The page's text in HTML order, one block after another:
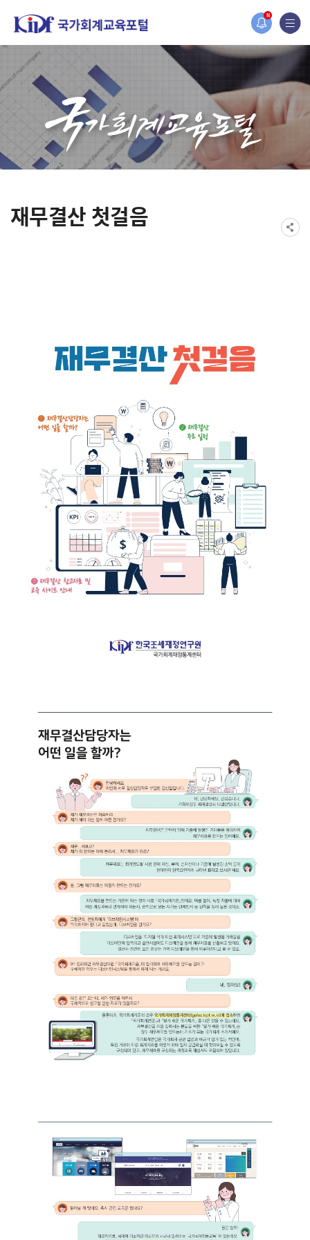
N
홈페이지가 새롭게 개편되었습니다.
한국조세재정연구원홈페이지가 새롭게 개설되었습니다.
재무결산 첫걸음